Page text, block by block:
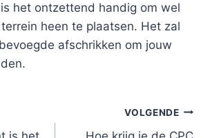
het ontzettend handig om wel
heen te plaatsen. Het zal
afschrikken om jouw
VOLGENDE